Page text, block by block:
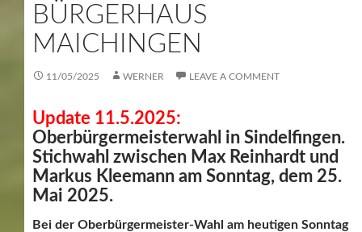
BÜRGERHAUS
MAICHINGEN
11/05/2025 WERNER LEAVE A COMMENT
Update 11.5.2025:
Oberbürgermeisterwahl in Sindelfingen.
Stichwahl zwischen Max Reinhardt und
Markus Kleemann am Sonntag, dem 25.
Mai 2025.
Bei der Oberbürgermeister-Wahl am heutigen Sonntag